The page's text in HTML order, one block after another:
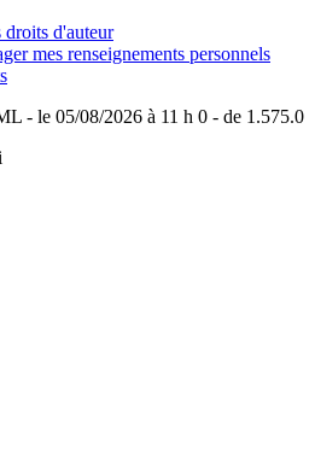
droits d'auteur
mes renseignements personnels
- le 05/08/2026 à 11 h 0 - de 1.575.0